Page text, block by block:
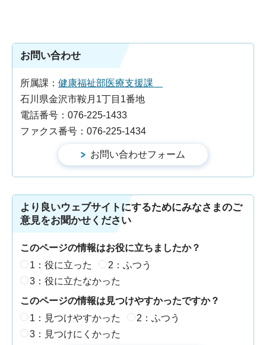
お問い合わせ
所属課： 健康福祉部医療支援課
石川県金沢市鞍月1丁目1番地
電話番号：076-225-1433
ファクス番号：076-225-1434
より良いウェブサイトにするためにみなさまのご
意見をお聞かせください
このページの情報はお役に立ちましたか？
1：役に立った
2：ふつう
3：役に立たなかった
このページの情報は見つけやすかったですか？
1：見つけやすかった
2：ふつう
3：見つけにくかった